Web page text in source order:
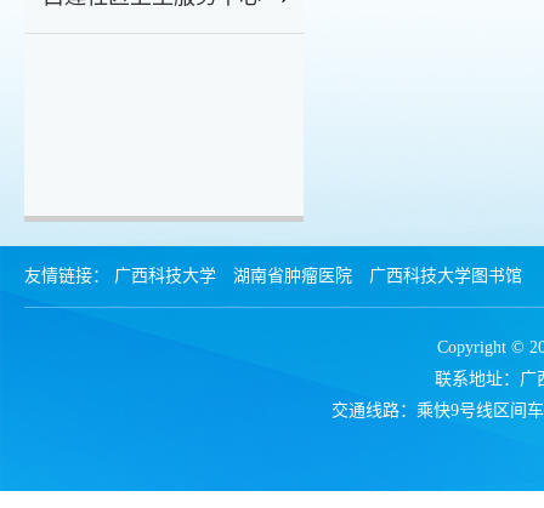
友情链接： 广西科技大学 湖南省肿瘤医院 广西科技大学图书馆
Copyright ©
联系地址：广
交通线路：乘快9号线区间